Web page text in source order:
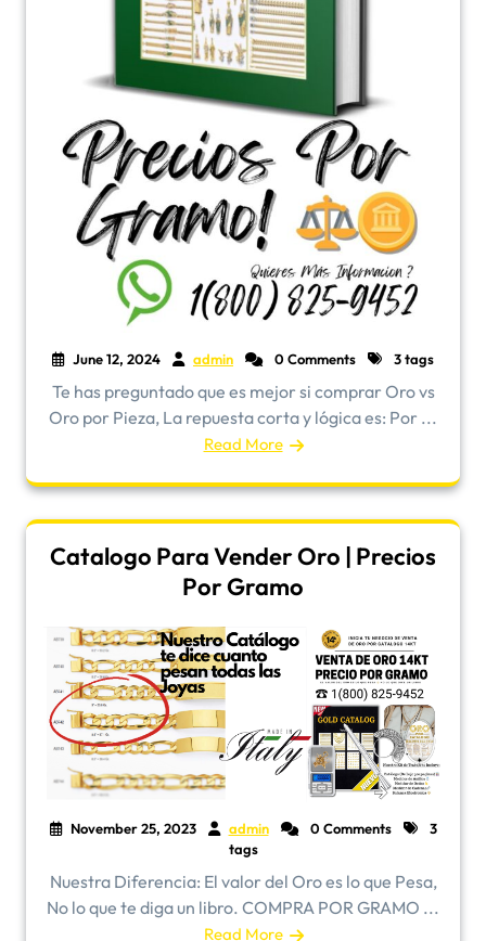
June 12, 2024 admin 0 Comments 3 tags
Te has preguntado que es mejor si comprar Oro vs
Oro por Pieza, La repuesta corta y lógica es: Por ...
Read More
Catalogo Para Vender Oro | Precios
Por Gramo
November 25, 2023 admin 0 Comments
3
tags
Nuestra Diferencia: El valor del Oro es lo que Pesa,
No lo que te diga un libro. COMPRA POR GRAMO ...
Read More